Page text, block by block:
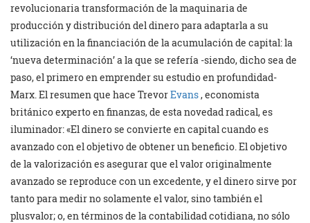
revolucionaria transformación de la maquinaria de
producción y distribución del dinero para adaptarla a su
utilización en la financiación de la acumulación de capital: la
‘nueva determinación’ a la que se refería -siendo, dicho sea de
paso, el primero en emprender su estudio en profundidad-
Marx. El resumen que hace TrevorEvans, economista
británico experto en finanzas, de esta novedad radical, es
iluminador: «El dinero se convierte en capital cuando es
avanzado con el objetivo de obtener un beneficio. El objetivo
de la valorización es asegurar que el valor originalmente
avanzado se reproduce con un excedente, y el dinero sirve por
tanto para medir no solamente el valor, sino también el
plusvalor; o, en términos de la contabilidad cotidiana, no sólo